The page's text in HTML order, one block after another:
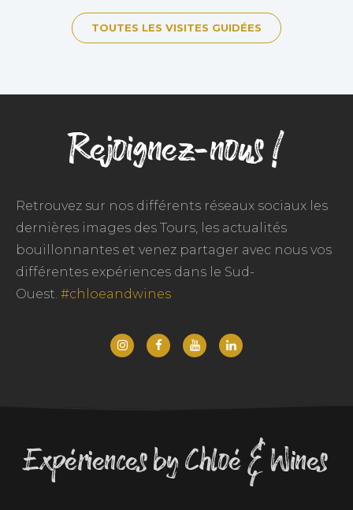
TOUTES LES VISITES GUIDÉES
Rejoignez-nous !
Retrouvez sur nos différents réseaux sociaux les
dernières images des Tours, les actualités
bouillonnantes et venez partager avec nous vos
différentes expériences dans le Sud-
Ouest. #chloeandwines
Expériences by Chloé & Wines